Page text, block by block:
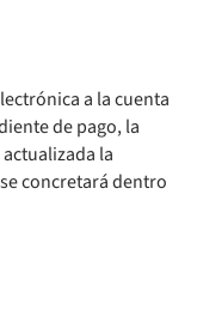
a la cuenta
de pago, la
la
concretará dentro